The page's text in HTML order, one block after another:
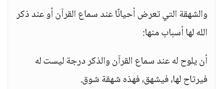
والشهقة التي تعرض أحيانًا عند سماع القرآن أو عند ذكر
الله لها أسباب منها:
أن يلوح له عند سماع القرآن والذكر درجة ليست له
فيرتاح لها، فيشهق، فهذه شهقة شوق.